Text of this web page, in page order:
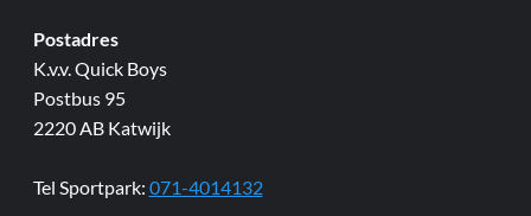
Postadres
K.v.v. Quick Boys
Postbus 95
2220 AB Katwijk
Tel Sportpark: 071-4014132